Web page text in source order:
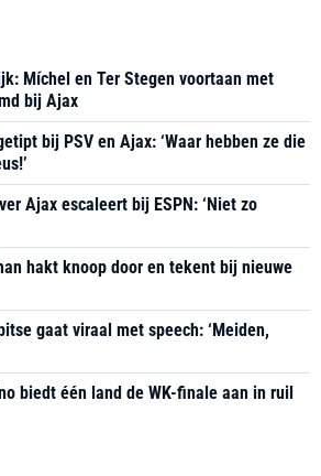
Míchel en Ter Stegen voortaan met
bij Ajax
bij PSV en Ajax: ‘Waar hebben ze die
Ajax escaleert bij ESPN: ‘Niet zo
hakt knoop door en tekent bij nieuwe
gaat viraal met speech: ‘Meiden,
biedt één land de WK-finale aan in ruil